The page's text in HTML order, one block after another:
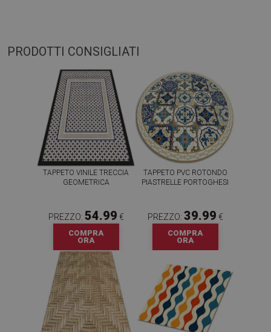
PRODOTTI CONSIGLIATI
TAPPETO VINILE TRECCIA
GEOMETRICA
PREZZO: 54.99 €
COMPRA
ORA
TAPPETO PVC ROTONDO
PIASTRELLE PORTOGHESI
PREZZO: 39.99 €
COMPRA
ORA